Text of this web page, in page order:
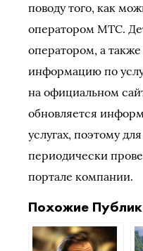
поводу того, как
оператором МТС.
оператором, а
информацию по
на официальном
обновляется
услугах, поэтому
периодически
портале компании.
Похожие